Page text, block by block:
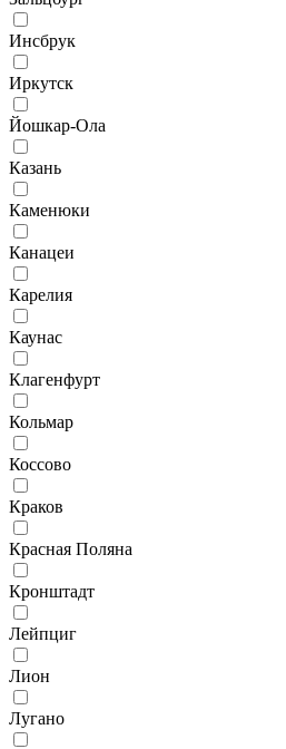
Инсбрук
Иркутск
Йошкар-Ола
Казань
Каменюки
Канацеи
Карелия
Каунас
Клагенфурт
Кольмар
Коссово
Краков
Красная Поляна
Кронштадт
Лейпциг
Лион
Лугано